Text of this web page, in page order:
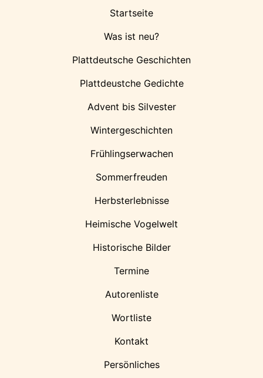
Startseite
Was ist neu?
Plattdeutsche Geschichten
Plattdeustche Gedichte
Advent bis Silvester
Wintergeschichten
Frühlingserwachen
Sommerfreuden
Herbsterlebnisse
Heimische Vogelwelt
Historische Bilder
Termine
Autorenliste
Wortliste
Kontakt
Persönliches